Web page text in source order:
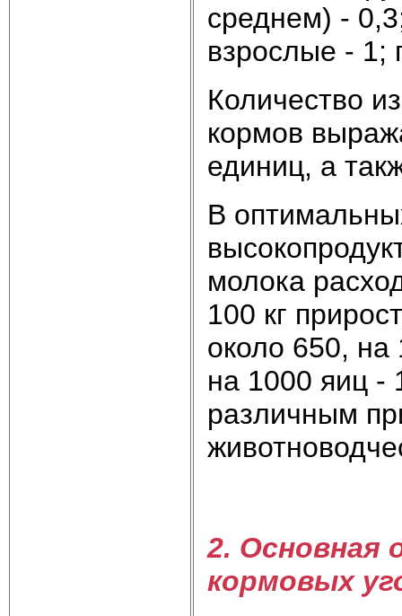
среднем) -
взрослые - 1;
Количество
кормов
единиц, а
В
молока
100 кг
около 650, на
на 1000 яиц -
различным
2. Основная
кормовых